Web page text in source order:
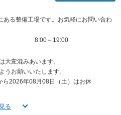
ある整備工場です。お気軽にお問い合わ
8:00～19:00
変混みあいます。
うお願いいたします。
ら2026年08月08日（土）はお休
る